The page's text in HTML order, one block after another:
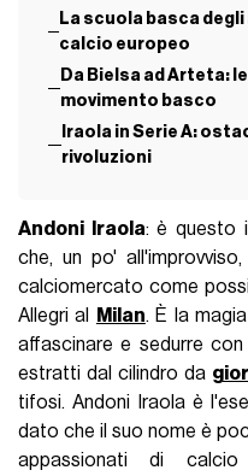
La scuola basca
calcio europeo
Da Bielsa ad Arteta:
movimento basco
Iraola in Serie A:
rivoluzioni
Andoni Iraola: è questo
che, un po'
calciomercato come
Allegri al
Milan. È la
affascinare e sedurre
estratti dal cilindro da
tifosi. Andoni Iraola è
dato che il suo nome è
appassionati di